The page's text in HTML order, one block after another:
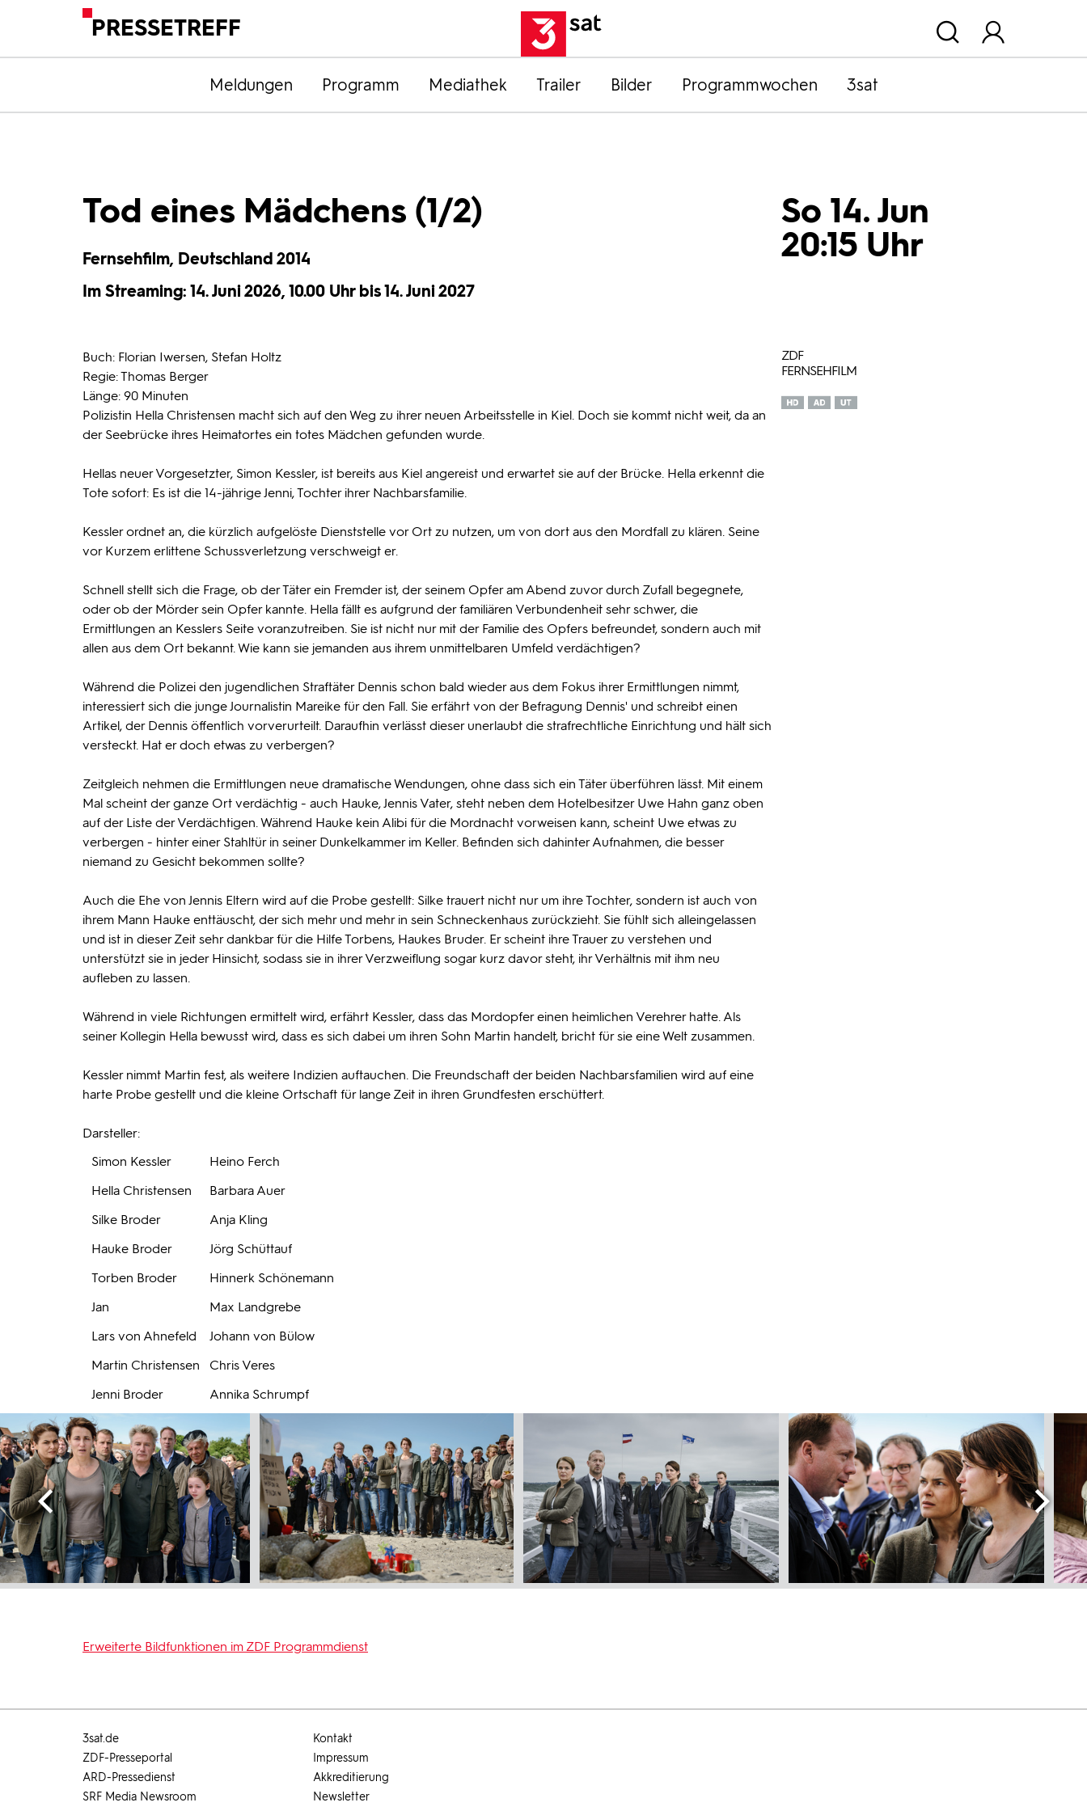
PRESSETREFF
Meldungen Programm Mediathek Trailer Bilder Programmwochen 3sat
Tod eines Mädchens (1/2)
Fernsehfilm, Deutschland 2014
Im Streaming: 14. Juni 2026, 10.00 Uhr bis 14. Juni 2027
So 14. Jun
20:15 Uhr
Buch: Florian Iwersen, Stefan Holtz
Regie: Thomas Berger
Länge: 90 Minuten
Polizistin Hella Christensen macht sich auf den Weg zu ihrer neuen Arbeitsstelle in Kiel. Doch sie kommt nicht weit, da an
der Seebrücke ihres Heimatortes ein totes Mädchen gefunden wurde.
Hellas neuer Vorgesetzter, Simon Kessler, ist bereits aus Kiel angereist und erwartet sie auf der Brücke. Hella erkennt die
Tote sofort: Es ist die 14-jährige Jenni, Tochter ihrer Nachbarsfamilie.
Kessler ordnet an, die kürzlich aufgelöste Dienststelle vor Ort zu nutzen, um von dort aus den Mordfall zu klären. Seine
vor Kurzem erlittene Schussverletzung verschweigt er.
Schnell stellt sich die Frage, ob der Täter ein Fremder ist, der seinem Opfer am Abend zuvor durch Zufall begegnete,
oder ob der Mörder sein Opfer kannte. Hella fällt es aufgrund der familiären Verbundenheit sehr schwer, die
Ermittlungen an Kesslers Seite voranzutreiben. Sie ist nicht nur mit der Familie des Opfers befreundet, sondern auch mit
allen aus dem Ort bekannt. Wie kann sie jemanden aus ihrem unmittelbaren Umfeld verdächtigen?
Während die Polizei den jugendlichen Straftäter Dennis schon bald wieder aus dem Fokus ihrer Ermittlungen nimmt,
interessiert sich die junge Journalistin Mareike für den Fall. Sie erfährt von der Befragung Dennis' und schreibt einen
Artikel, der Dennis öffentlich vorverurteilt. Daraufhin verlässt dieser unerlaubt die strafrechtliche Einrichtung und hält sich
versteckt. Hat er doch etwas zu verbergen?
Zeitgleich nehmen die Ermittlungen neue dramatische Wendungen, ohne dass sich ein Täter überführen lässt. Mit einem
Mal scheint der ganze Ort verdächtig - auch Hauke, Jennis Vater, steht neben dem Hotelbesitzer Uwe Hahn ganz oben
auf der Liste der Verdächtigen. Während Hauke kein Alibi für die Mordnacht vorweisen kann, scheint Uwe etwas zu
verbergen - hinter einer Stahltür in seiner Dunkelkammer im Keller. Befinden sich dahinter Aufnahmen, die besser
niemand zu Gesicht bekommen sollte?
Auch die Ehe von Jennis Eltern wird auf die Probe gestellt: Silke trauert nicht nur um ihre Tochter, sondern ist auch von
ihrem Mann Hauke enttäuscht, der sich mehr und mehr in sein Schneckenhaus zurückzieht. Sie fühlt sich alleingelassen
und ist in dieser Zeit sehr dankbar für die Hilfe Torbens, Haukes Bruder. Er scheint ihre Trauer zu verstehen und
unterstützt sie in jeder Hinsicht, sodass sie in ihrer Verzweiflung sogar kurz davor steht, ihr Verhältnis mit ihm neu
aufleben zu lassen.
Während in viele Richtungen ermittelt wird, erfährt Kessler, dass das Mordopfer einen heimlichen Verehrer hatte. Als
seiner Kollegin Hella bewusst wird, dass es sich dabei um ihren Sohn Martin handelt, bricht für sie eine Welt zusammen.
Kessler nimmt Martin fest, als weitere Indizien auftauchen. Die Freundschaft der beiden Nachbarsfamilien wird auf eine
harte Probe gestellt und die kleine Ortschaft für lange Zeit in ihren Grundfesten erschüttert.
Darsteller:
Simon Kessler
Heino Ferch
Hella Christensen
Barbara Auer
Silke Broder
Anja Kling
Hauke Broder
Jörg Schüttauf
Torben Broder
Hinnerk Schönemann
Jan
Max Landgrebe
Lars von Ahnefeld
Johann von Bülow
Martin Christensen
Chris Veres
Jenni Broder
Annika Schrumpf
ZDF
FERNSEHFILM
Erweiterte Bildfunktionen im ZDF Programmdienst
3sat.de
ZDF-Presseportal
ARD-Pressedienst
SRF Media Newsroom
Kontakt
Impressum
Akkreditierung
Newsletter